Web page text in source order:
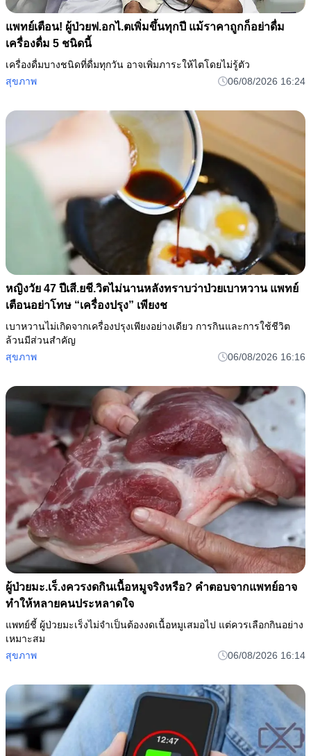
แพทย์เตือน! ผู้ป่วยฟ.อกไ.ตเพิ่มขึ้นทุกปี แม้ราคาถูกก็อย่าดื่ม
เครื่องดื่ม 5 ชนิดนี้
เครื่องดื่มบางชนิดที่ดื่มทุกวัน อาจเพิ่มภาระให้ไตโดยไม่รู้ตัว
สุขภาพ
06/08/2026 16:24
หญิงวัย 47 ปีเสี.ยชี.วิตไม่นานหลังทราบว่าป่วยเบาหวาน แพทย์
เตือนอย่าโทษ “เครื่องปรุง” เพียงช
เบาหวานไม่เกิดจากเครื่องปรุงเพียงอย่างเดียว การกินและการใช้ชีวิต
ล้วนมีส่วนสำคัญ
สุขภาพ
06/08/2026 16:16
ผู้ป่วยมะ.เร็.งควรงดกินเนื้อหมูจริงหรือ? คำตอบจากแพทย์อาจ
ทำให้หลายคนประหลาดใจ
แพทย์ชี้ ผู้ป่วยมะเร็งไม่จำเป็นต้องงดเนื้อหมูเสมอไป แต่ควรเลือกกินอย่าง
เหมาะสม
สุขภาพ
06/08/2026 16:14